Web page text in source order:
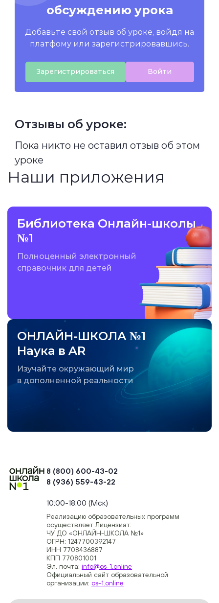
обсуждению урока
Добавьте свой отзыв об уроке, войдя на
платфому или зарегистрировавшись.
Зарегистрироваться Войти
Отзывы об уроке:
Пока никто не оставил отзыв об этом
уроке
Наши приложения
Библиотека Онлайн-школы
№1
Полноценный электронный
справочник для детей
ОНЛАЙН-ШКОЛА №1
Наука в AR
Изучайте окружающий мир
в дополненной реальности
8 (800) 600-43-02
8 (936) 559-43-22
10:00-18:00 (Мск)
Реализацию образовательных программ
осуществляет Лицензиат:
ЧУ ДО «ОНЛАЙН-ШКОЛА №1»
ОГРН: 1247700392147
ИНН 7708436887
КПП 770801001
Эл. почта: info@os-1.online
Официальный сайт образовательной
организации: os-1.online